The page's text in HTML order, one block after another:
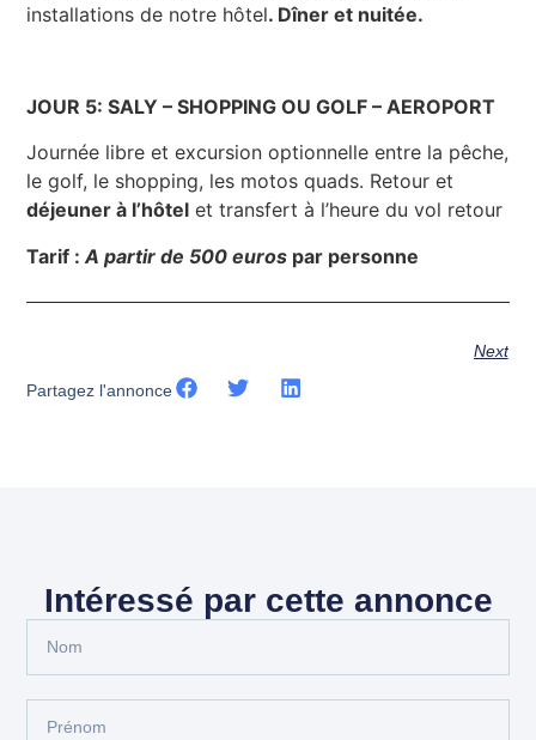
installations de notre hôtel. Dîner et nuitée.
JOUR 5: SALY – SHOPPING OU GOLF – AEROPORT
Journée libre et excursion optionnelle entre la pêche,
le golf, le shopping, les motos quads. Retour et
déjeuner à l’hôtel et transfert à l’heure du vol retour
Tarif : A partir de500 euros par personne
Next
Partagez l'annonce
Intéressé par cette annonce